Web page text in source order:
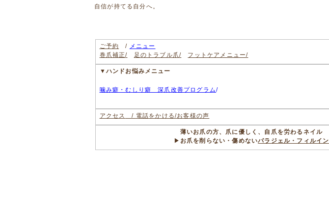
自信が持てる自分へ。
ご予約 / メニュー
巻爪補正/ 足のトラブル爪/ フットケアメニュー/
▼ハンドお悩みメニュー
噛み癖・むしり癖 深爪改善プログラム/
アクセス / 電話をかける/お客様の声
薄いお爪の方、爪に優しく、自爪を労わるネイル
▶ お爪を削らない・傷めないパラジェル・フィルイン